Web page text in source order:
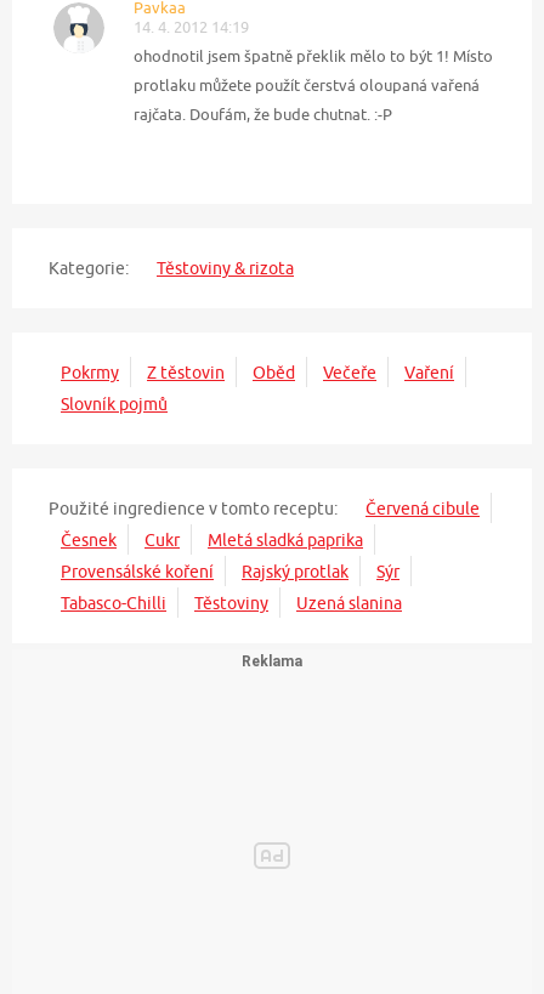
Pavkaa
14. 4. 2012 14:19
ohodnotil jsem špatně překlik mělo to být 1! Místo
protlaku můžete použít čerstvá oloupaná vařená
rajčata. Doufám, že bude chutnat. :-P
Kategorie: Těstoviny & rizota
Pokrmy Z těstovin Oběd Večeře
Vaření
Slovník pojmů
Použité ingredience v tomto receptu:
Červená cibule
Česnek
Cukr
Mletá sladká paprika
Provensálské koření
Rajský protlak
Sýr
Tabasco-Chilli
Těstoviny Uzená slanina